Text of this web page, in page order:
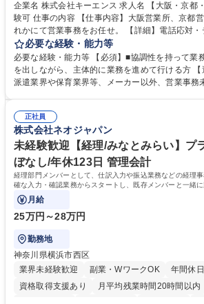
企業名 株式会社キーエンス 求人名 【大阪・京都・滋賀】営業事務 ※未経
験可 仕事の内容 【仕事内容】大阪営業所、京都営業所、滋賀営業所いず
れかにて営業事務をお任せ。 【詳細】電話応対
の作成・カタログ送付・来客対応・営業所内で発
善をお任せ。 【教育制度】ご入社後、育成担当とペアになりながらOJTに
て業務を覚えていただくことが可能です。業務シ
れているため、スムーズに仕事に慣れることがで
募集職種 【大阪・京都・滋賀】営業事務 ※未経験
必要な経験・能力等
必要な経験・能力等 【必須】■協調性を持って業
を出しながら、主体的に業務を進めて行ける方
派遣業界や保育業界等、メーカー以外、営業事務
えて、お客様や社員の状況に合わせ、能動的なサ
待され。組織を支えるスペシャリストとして、チ
社員から頼られる存在になることができます。平
務の持ち帰りも禁止されており、メリハリのある働
歴・資格 学歴：大学院 大学 高専 短大 語学力：
正社員
株式会社ネオジャパン
未経験歓迎【経理/みなとみらい】プ
ぼなし/年休123日 管理会計
経理部門メンバーとして、仕訳入力や振込業務などの経理
確な入力・確認業務からスタートし、既存メンバーと一緒
理知識を身につけていただきます。
月給
25万円～28万円
勤務地
神奈川県横浜市西区
業界未経験歓迎
副業・WワークOK
年間休
資格取得支援あり
月平均残業時間20時間以内